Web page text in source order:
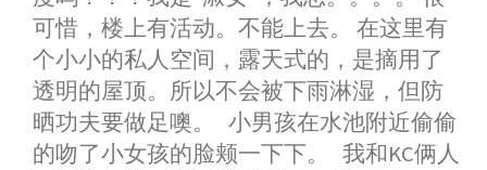
可惜，楼上有活动。不能上去。 在这里有
个小小的私人空间，露天式的，是摘用了
透明的屋顶。所以不会被下雨淋湿，但防
晒功夫要做足噢。 小男孩在水池附近偷偷
的吻了小女孩的脸颊一下下。 我和KC俩人